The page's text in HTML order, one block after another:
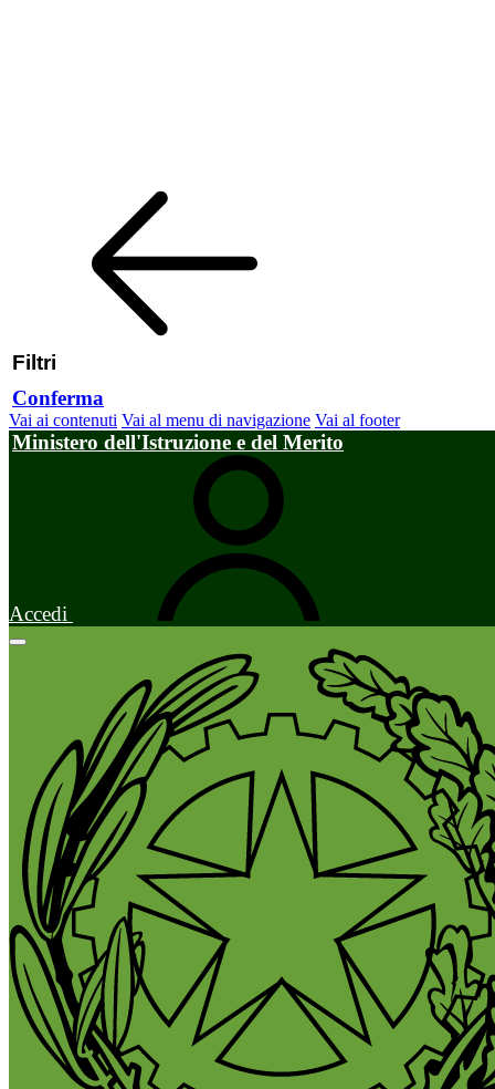
Filtri
Conferma
Vai ai contenuti Vai al menu di navigazione Vai al footer
Ministero dell'Istruzione e del Merito
Accedi